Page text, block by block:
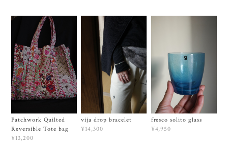
Patchwork Quilted
Reversible Tote bag
¥13,200
vija drop bracelet
¥14,300
fresco solito glass
¥4,950